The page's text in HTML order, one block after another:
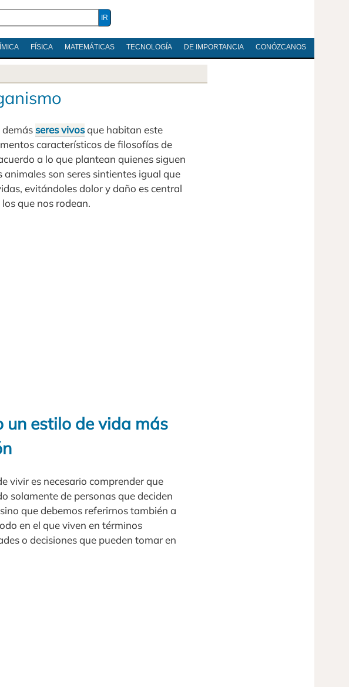
FÍSICA MATEMÁTICAS TECNOLOGÍA DE IMPORTANCIA CONÓZCANOS
demás seres vivosque habitan este
característicos de filosofías de
a lo que plantean quienes siguen
animales son seres sintientes igual que
evitándoles dolor y daño es central
que nos rodean.
un estilo de vida más
vivir es necesario comprender que
solamente de personas que deciden
que debemos referirnos también a
en el que viven en términos
o decisiones que pueden tomar en